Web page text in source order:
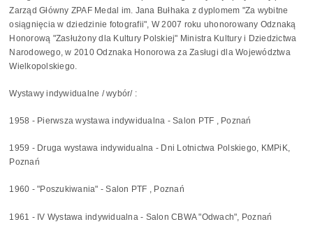
Zarząd Główny ZPAF Medal im. Jana Bułhaka z dyplomem "Za wybitne
osiągnięcia w dziedzinie fotografii", W 2007 roku uhonorowany Odznaką
Honorową "Zasłużony dla Kultury Polskiej" Ministra Kultury i Dziedzictwa
Narodowego, w 2010 Odznaka Honorowa za Zasługi dla Województwa
Wielkopolskiego.
Wystawy indywidualne / wybór/ :
1958 - Pierwsza wystawa indywidualna - Salon PTF , Poznań
1959 - Druga wystawa indywidualna - Dni Lotnictwa Polskiego, KMPiK,
Poznań
1960 - "Poszukiwania" - Salon PTF , Poznań
1961 - IV Wystawa indywidualna - Salon CBWA "Odwach", Poznań